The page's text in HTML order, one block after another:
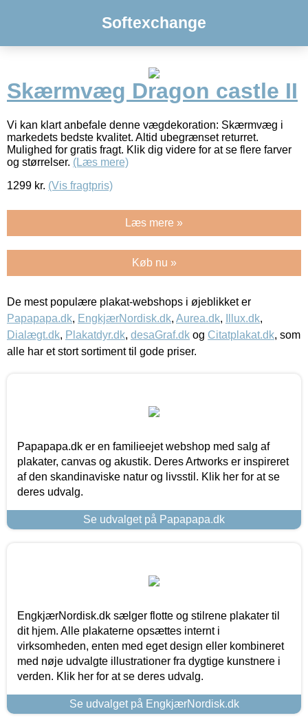
Softexchange
Skærmvæg Dragon castle II
Vi kan klart anbefale denne vægdekoration: Skærmvæg i
markedets bedste kvalitet. Altid ubegrænset returret.
Mulighed for gratis fragt. Klik dig videre for at se flere farver
og størrelser. (Læs mere)
1299 kr. (Vis fragtpris)
Læs mere »
Køb nu »
De mest populære plakat-webshops i øjeblikket er
Papapapa.dk, EngkjærNordisk.dk, Aurea.dk, Illux.dk,
Dialægt.dk, Plakatdyr.dk, desaGraf.dk og Citatplakat.dk, som
alle har et stort sortiment til gode priser.
Papapapa.dk er en familieejet webshop med salg af
plakater, canvas og akustik. Deres Artworks er inspireret
af den skandinaviske natur og livsstil. Klik her for at se
deres udvalg.
Se udvalget på Papapapa.dk
EngkjærNordisk.dk sælger flotte og stilrene plakater til
dit hjem. Alle plakaterne opsættes internt i
virksomheden, enten med eget design eller kombineret
med nøje udvalgte illustrationer fra dygtige kunstnere i
verden. Klik her for at se deres udvalg.
Se udvalget på EngkjærNordisk.dk